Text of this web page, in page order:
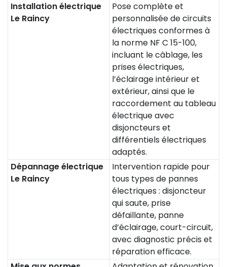
Installation électrique
Le Raincy
Pose complète et
personnalisée de circuits
électriques conformes à
la norme NF C 15-100,
incluant le câblage, les
prises électriques,
l’éclairage intérieur et
extérieur, ainsi que le
raccordement au tableau
électrique avec
disjoncteurs et
différentiels électriques
adaptés.
Dépannage électrique
Le Raincy
Intervention rapide pour
tous types de pannes
électriques : disjoncteur
qui saute, prise
défaillante, panne
d’éclairage, court-circuit,
avec diagnostic précis et
réparation efficace.